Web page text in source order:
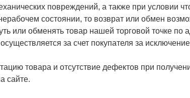
повреждений, а также при
состоянии, то возврат или обмен
или обменять товар нашей торговой точке
за счет покупателя за
товара и отсутствие дефектов при
сайте.